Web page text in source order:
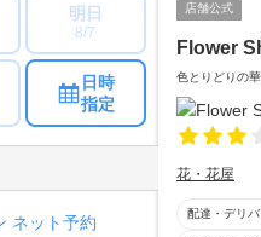
店舗公式
Flower
色とりどりの
花・花屋
配達・デリ
明日
8/7
日時
指定
ネット予約